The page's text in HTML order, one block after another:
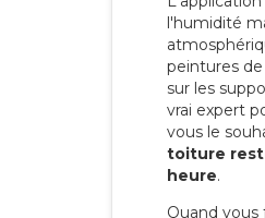
l'humidité
peintures
sur les
vrai expert
vous le
toiture
heure.
Quand vous